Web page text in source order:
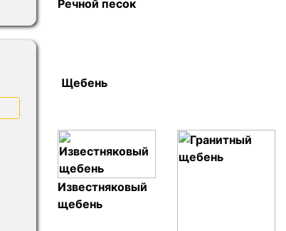
Речной песок
Щебень
Известняковый
щебень